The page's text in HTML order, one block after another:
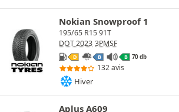
Nokian Snowproof 1
195/65 R15 91T
DOT 2023 3PMSF
D B B 70 db
132 avis
Hiver
Aplus A609